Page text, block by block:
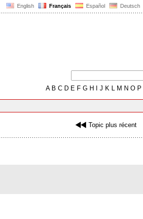
English Français Español Deutsch
AB C D E F G H J K L M N O P
Topic plus récent